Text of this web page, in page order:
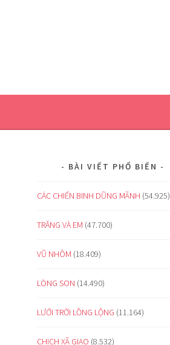
BÀI VIẾT PHỔ BIẾN
CÁC CHIẾN BINH DŨNG MÃNH (54.925)
TRĂNG VÀ EM (47.700)
VŨ NHÔM (18.409)
LÒNG SON (14.490)
LƯỚI TRỜI LỒNG LỘNG (11.164)
CHỊCH XÃ GIAO (8.532)